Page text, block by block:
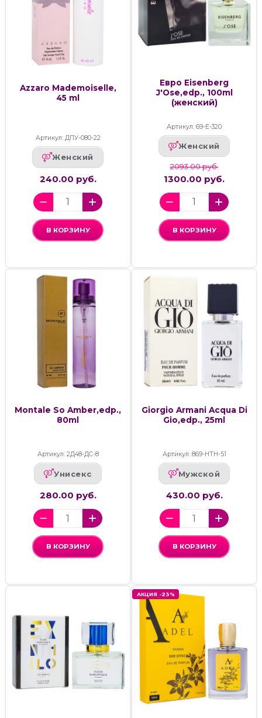
Azzaro Mademoiselle,
45 ml
Артикул: ДПУ-080-22
Женский
240.00 руб.
В КОРЗИНУ
Евро Eisenberg
J'Ose,edp., 100ml
(женский)
Артикул: 69-Е-320
Женский
2093.00 руб.
1300.00 руб.
В КОРЗИНУ
Montale So Amber,edp.,
80ml
Артикул: 2Д48-ДС-8
Унисекс
280.00 руб.
В КОРЗИНУ
Giorgio Armani Acqua Di
Gio,edp., 25ml
Артикул: 869-НТН-51
Мужской
430.00 руб.
В КОРЗИНУ
АКЦИЯ -23%